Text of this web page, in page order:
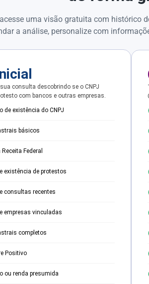
uma visão gratuita com histórico
a análise, personalize com
consulta descobrindo se o CNPJ
com bancos e outras empresas.
de existência do CNPJ
básicos
Federal
existência de protestos
consultas recentes
empresas vinculadas
completos
Positivo
ou renda presumida